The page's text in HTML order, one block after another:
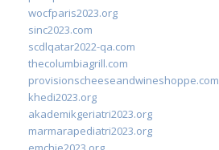
wocfparis2023.org
sinc2023.com
scdlqatar2022-qa.com
thecolumbiagrill.com
provisionscheeseandwineshoppe.com
khedi2023.org
akademikgeriatri2023.org
marmarapediatri2023.org